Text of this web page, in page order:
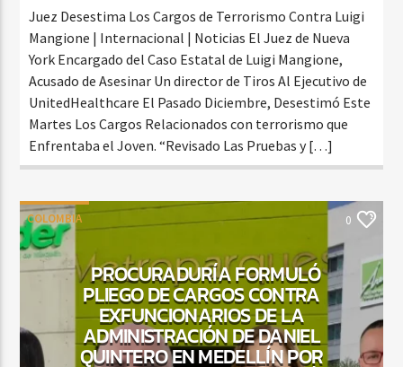
Juez Desestima Los Cargos de Terrorismo Contra Luigi
Mangione | Internacional | Noticias El Juez de Nueva
York Encargado del Caso Estatal de Luigi Mangione,
Acusado de Asesinar Un director de Tiros Al Ejecutivo de
UnitedHealthcare El Pasado Diciembre, Desestimó Este
Martes Los Cargos Relacionados con terrorismo que
Enfrentaba el Joven. “Revisado Las Pruebas y […]
COLOMBIA 0
PROCURADURÍA FORMULÓ
PLIEGO DE CARGOS CONTRA
EXFUNCIONARIOS DE LA
ADMINISTRACIÓN DE DANIEL
QUINTERO EN MEDELLÍN POR